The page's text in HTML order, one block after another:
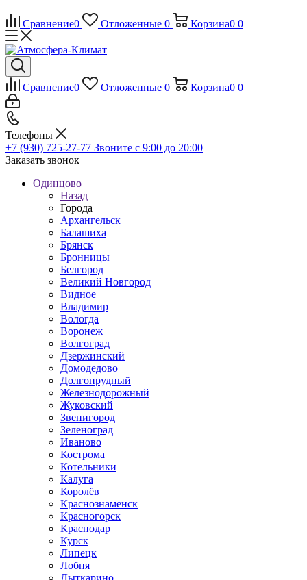
Сравнение0 Отложенные 0 Корзина0 0
Сравнение0 Отложенные 0 Корзина0 0
Телефоны
+7 (930) 725-27-77 Звоните с 9:00 до 20:00
Заказать звонок
Одинцово
Назад
Города
Архангельск
Балашиха
Брянск
Бронницы
Белгород
Великий Новгород
Видное
Владимир
Вологда
Воронеж
Волгоград
Дзержинский
Домодедово
Долгопрудный
Железнодорожный
Жуковский
Звенигород
Зеленоград
Иваново
Кострома
Котельники
Калуга
Королёв
Краснознаменск
Красногорск
Краснодар
Курск
Липецк
Лобня
Лыткарино